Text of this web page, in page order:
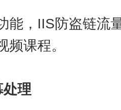
，IIS防盗链流
频课程。
理